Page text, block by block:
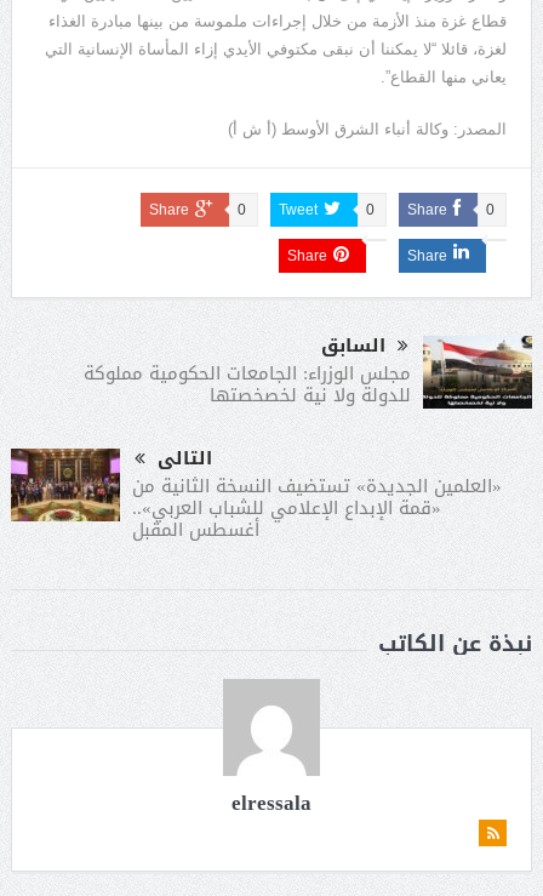
قطاع غزة منذ الأزمة من خلال إجراءات ملموسة من بينها مبادرة الغذاء
لغزة، قائلا “لا يمكننا أن نبقى مكتوفي الأيدي إزاء المأساة الإنسانية التي
يعاني منها القطاع”.
المصدر: وكالة أنباء الشرق الأوسط (أ ش أ)
Share 0
Tweet 0
Share 0
Share
Share
السابق
مجلس الوزراء: الجامعات الحكومية مملوكة
للدولة ولا نية لخصخصتها
التالى
«العلمين الجديدة» تستضيف النسخة الثانية من
«قمة الإبداع الإعلامي للشباب العربي»..
أغسطس المقبل
نبذة عن الكاتب
elressala